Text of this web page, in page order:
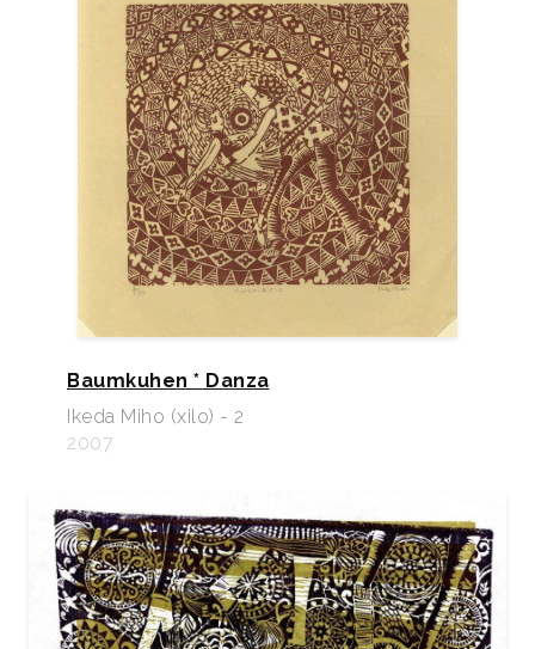
Baumkuhen * Danza
Ikeda Miho (xilo) - 2
2007